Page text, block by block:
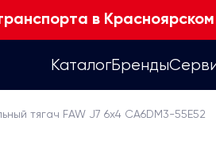
в
КаталогБренды
тягач FAW J7 6x4 CA6DM3-55E52